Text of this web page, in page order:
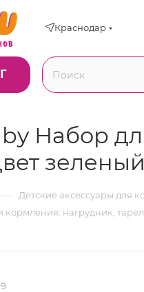
Краснодар
Набор
зеленый
— Детские аксессуары для
нагрудник,